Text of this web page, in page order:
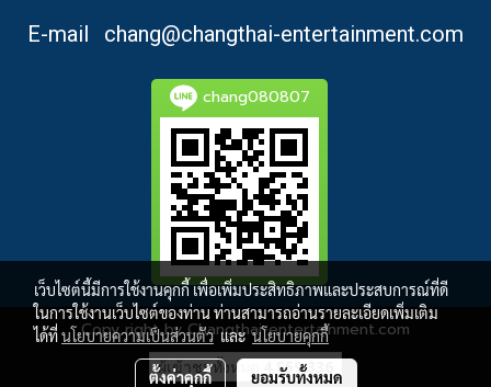
E-mail
chang@changthai-entertainment.com
chang080807
Copy right by Changthai-entertainment.com
ผู้เข้าชมวันนี้
เว็บไซต์นี้มีการใช้งานคุกกี้ เพื่อเพิ่มประสิทธิภาพและประสบการณ์ที่ดี
ในการใช้งานเว็บไซต์ของท่าน ท่านสามารถอ่านรายละเอียดเพิ่มเติม
ได้ที่นโยบายความเป็นส่วนตัวและนโยบายคุกกี้
ตั้งค่าคุกกี้ ยอมรับทั้งหมด